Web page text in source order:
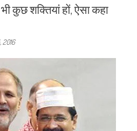
कुछ शक्तियां हों, ऐसा कहा
2016